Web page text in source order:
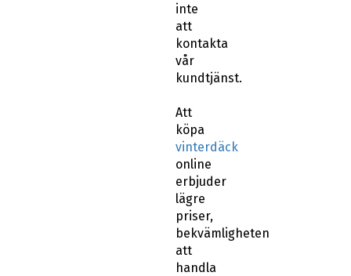
inte
att
kontakta
vår
kundtjänst.
Att
köpa
vinterdäck
online
erbjuder
lägre
priser,
bekvämligheten
att
handla